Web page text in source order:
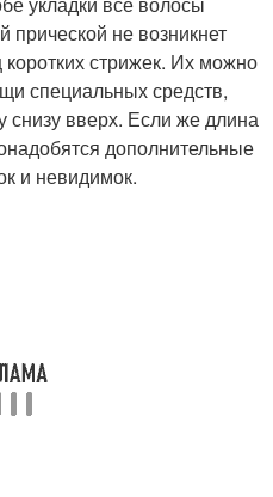
прической не возникнет
стрижек. Их можно
специальных средств,
снизу вверх. Если же длина
дополнительные
и невидимок.